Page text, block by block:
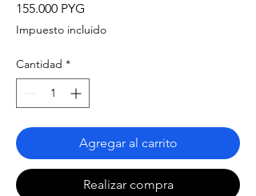
155.000 PYG
Impuesto incluido
Cantidad *
Agregar al carrito
Realizar compra